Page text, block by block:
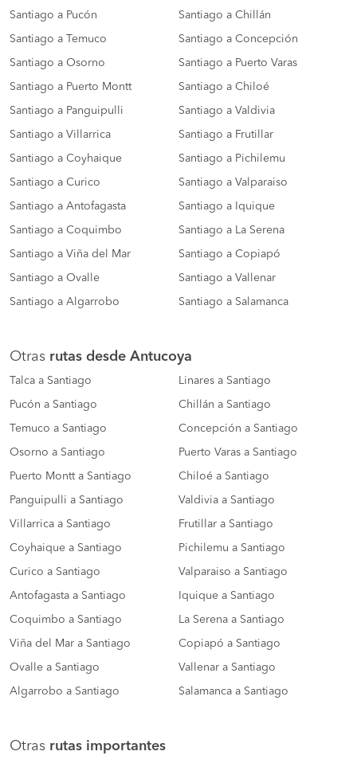
Santiago a Pucón Santiago a Chillán
Santiago a Temuco Santiago a Concepción
Santiago a Osorno Santiago a Puerto Varas
Santiago a Puerto Montt Santiago a Chiloé
Santiago a Panguipulli Santiago a Valdivia
Santiago a Villarrica Santiago a Frutillar
Santiago a Coyhaique Santiago a Pichilemu
Santiago a Curico Santiago a Valparaiso
Santiago a Antofagasta Santiago a Iquique
Santiago a Coquimbo Santiago a La Serena
Santiago a Viña del Mar Santiago a Copiapó
Santiago a Ovalle Santiago a Vallenar
Santiago a Algarrobo Santiago a Salamanca
Otras rutas desde Antucoya
Talca a Santiago Linares a Santiago
Pucón a Santiago Chillán a Santiago
Temuco a Santiago Concepción a Santiago
Osorno a Santiago Puerto Varas a Santiago
Puerto Montt a Santiago Chiloé a Santiago
Panguipulli a Santiago Valdivia a Santiago
Villarrica a Santiago Frutillar a Santiago
Coyhaique a Santiago Pichilemu a Santiago
Curico a Santiago Valparaiso a Santiago
Antofagasta a Santiago Iquique a Santiago
Coquimbo a Santiago La Serena a Santiago
Viña del Mar a Santiago Copiapó a Santiago
Ovalle a Santiago Vallenar a Santiago
Algarrobo a Santiago Salamanca a Santiago
Otras rutas importantes